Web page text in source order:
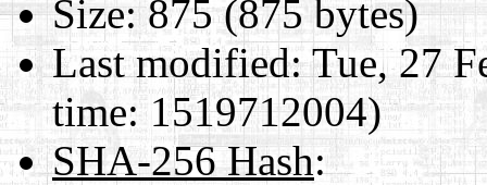
Size:875 (875 bytes)
Last modified:Tue, 27
time: 1519712004)
SHA-256 Hash: